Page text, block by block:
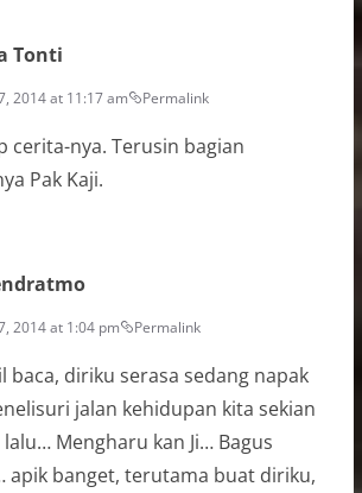
Tonti
2014 at 11:17 am Permalink
cerita-nya. Terusin bagian
Pak Kaji.
2014 at 1:04 pm Permalink
baca, diriku serasa sedang napak
jalan kehidupan kita sekian
Mengharu kan Ji… Bagus
apik banget, terutama buat diriku,